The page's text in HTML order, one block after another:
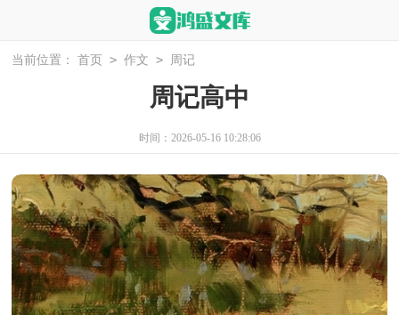
当前位置： 首页 > 作文 > 周记
周记高中
时间：2026-05-16 10:28:06